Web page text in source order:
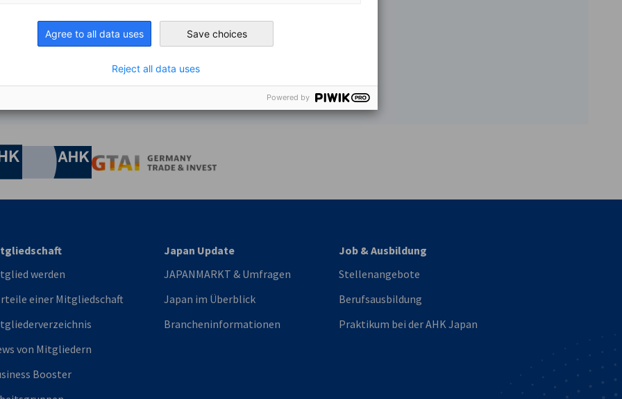
Industrie- und Handelskammer
Industrie- und Handelskammer
AHK.de
werden
einer Mitgliedschaft
von Mitgliedern
Booster
Japan Update
JAPANMARKT & Umfragen
Japan im Überblick
Brancheninformationen
Job & Ausbildung
Stellenangebote
Berufsausbildung
Praktikum bei der AHK Japan
Agree to all data uses Save choices
Reject all data uses
Powered by